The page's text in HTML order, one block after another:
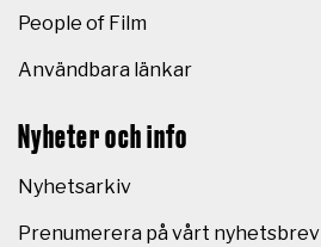
People of Film
Användbara länkar
Nyheter och info
Nyhetsarkiv
Prenumerera på vårt nyhetsbrev